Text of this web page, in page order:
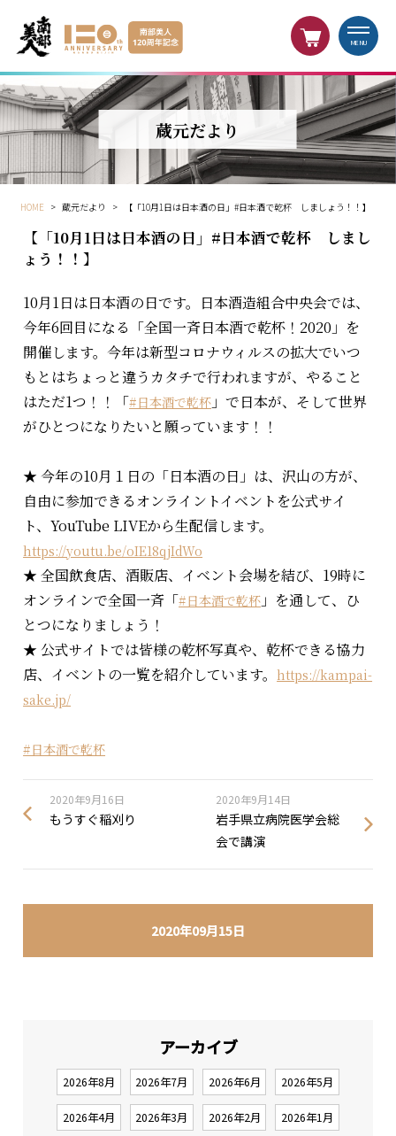
MENU
蔵元だより
HOME > 蔵元だより > 【「10月1日は日本酒の日」#日本酒で乾杯 しましょう！！】
2020年09月15日
【「10月1日は日本酒の日」#日本酒で乾杯 しまし
ょう！！】
10月1日は日本酒の日です。日本酒造組合中央会では、
今年6回目になる「全国一斉日本酒で乾杯！2020」を
開催します。今年は新型コロナウィルスの拡大でいつ
もとはちょっと違うカタチで行われますが、やること
はただ1つ！！「#日本酒で乾杯 」で日本が、そして世界
がひとつになりたいと願っています！！
★ 今年の10月１日の「日本酒の日」は、沢山の方が、
自由に参加できるオンライントイベントを公式サイ
ト、YouTube LIVEから生配信します。
https://youtu.be/oIE18qjIdWo
★ 全国飲食店、酒販店、イベント会場を結び、19時に
オンラインで全国一斉「#日本酒で乾杯 」を通して、ひ
とつになりましょう！
★ 公式サイトでは皆様の乾杯写真や、乾杯できる協力
店、イベントの一覧を紹介しています。https://kampai-
sake.jp/
#日本酒で乾杯
2020年9月16日
もうすぐ稲刈り
2020年9月14日
岩手県立病院医学会総
会で講演
アーカイブ
2026年8月 2026年7月 2026年6月 2026年5月
2026年4月 2026年3月 2026年2月 2026年1月